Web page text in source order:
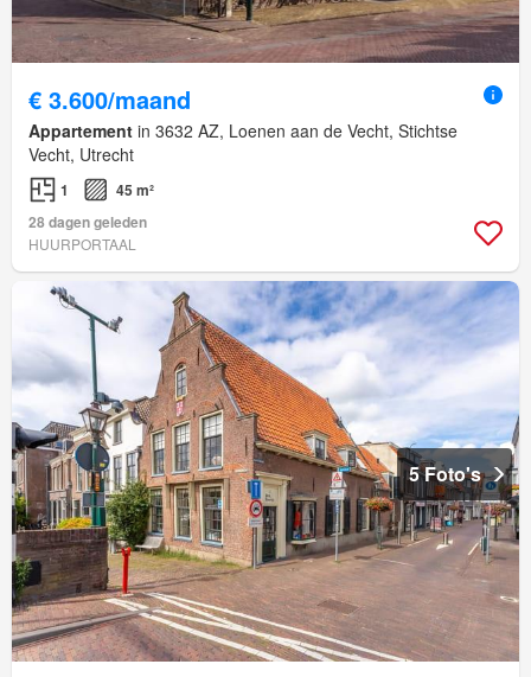
€ 3.600/maand
Appartement in 3632 AZ, Loenen aan de Vecht, Stichtse
Vecht, Utrecht
1
45 m²
28 dagen geleden
HUURPORTAAL
5 Foto's